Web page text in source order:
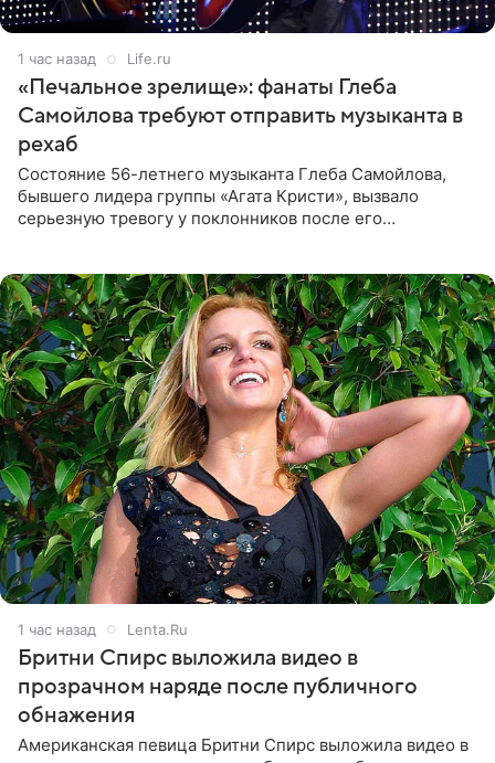
1 час назад Life.ru
«Печальное зрелище»: фанаты Глеба
Самойлова требуют отправить музыканта в
рехаб
Состояние 56-летнего музыканта Глеба Самойлова,
бывшего лидера группы «Агата Кристи», вызвало
серьезную тревогу у поклонников после его
1 час назад Lenta.Ru
Бритни Спирс выложила видео в
прозрачном наряде после публичного
обнажения
Американская певица Бритни Спирс выложила видео в